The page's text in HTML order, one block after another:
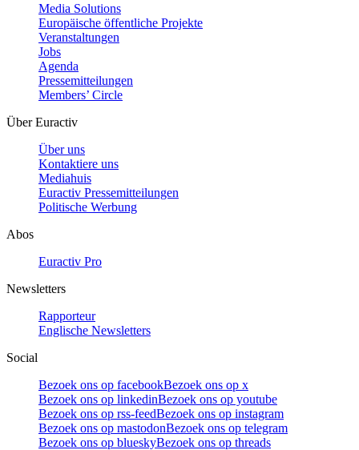
Media Solutions
Europäische öffentliche Projekte
Veranstaltungen
Jobs
Agenda
Pressemitteilungen
Members’ Circle
Über Euractiv
Über uns
Kontaktiere uns
Mediahuis
Euractiv Pressemitteilungen
Politische Werbung
Abos
Euractiv Pro
Newsletters
Rapporteur
Englische Newsletters
Social
Bezoek ons op facebookBezoek ons op x
Bezoek ons op linkedinBezoek ons op youtube
Bezoek ons op rss-feedBezoek ons op instagram
Bezoek ons op mastodonBezoek ons op telegram
Bezoek ons op blueskyBezoek ons op threads